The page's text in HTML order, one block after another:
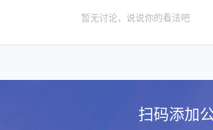
暂无讨论，说说你的看法吧
扫码添加